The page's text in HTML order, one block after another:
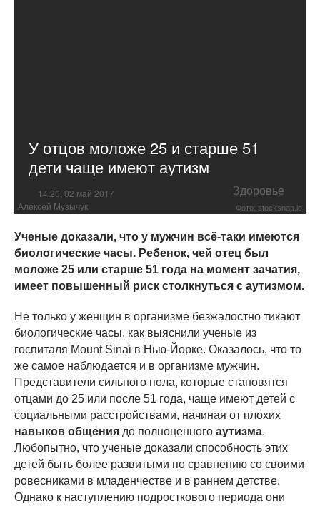
У отцов моложе 25 и старше 51
дети чаще имеют аутизм
14:20, 02 май 2017 Здоровье
Алексей Музычук Фото: stocksnap.io
Ученые доказали, что у мужчин всё-таки имеются
биологические часы. Ребенок, чей отец был
моложе 25 или старше 51 года на момент зачатия,
имеет повышенный риск столкнуться с аутизмом.
Не только у женщин в организме безжалостно тикают
биологические часы, как выяснили ученые из
госпиталя Mount Sinai в Нью-Йорке. Оказалось, что то
же самое наблюдается и в организме мужчин.
Представители сильного пола, которые становятся
отцами до 25 или после 51 года, чаще имеют детей с
социальными расстройствами, начиная от плохих
навыков общения до полноценного аутизма.
Любопытно, что ученые доказали способность этих
детей быть более развитыми по сравнению со своими
ровесниками в младенчестве и в раннем детстве.
Однако к наступлению подросткового периода они